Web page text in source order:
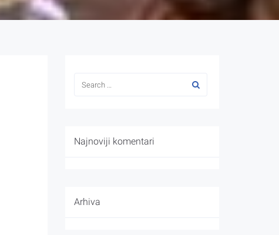
Najnoviji komentari
Arhiva